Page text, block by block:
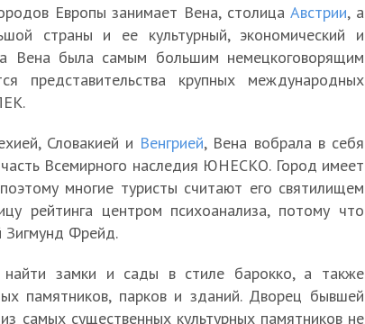
Европы занимает Вена, столицаАвстрии, а
страны и ее культурный, экономический и
Вена была самым большим немецкоговорящим
представительства крупных международных
Словакией и Венгрией, Вена вобрала в себя
Всемирного наследия ЮНЕСКО. Город имеет
многие туристы считают его святилищем
рейтинга центром психоанализа, потому что
Зигмунд Фрейд.
замки и сады в стиле барокко, а также
памятников, парков и зданий. Дворец бывшей
самых существенных культурных памятников не